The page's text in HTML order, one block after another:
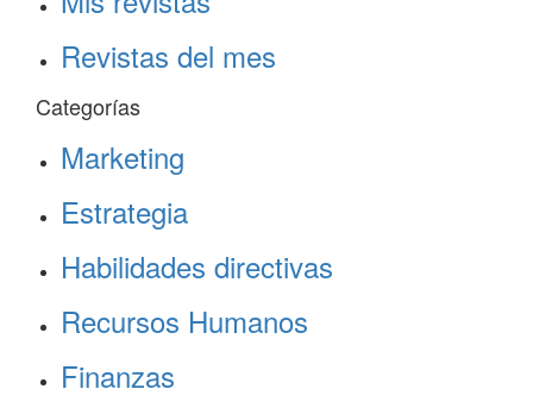
Revistas del mes
Categorías
Marketing
Estrategia
Habilidades directivas
Recursos Humanos
Finanzas